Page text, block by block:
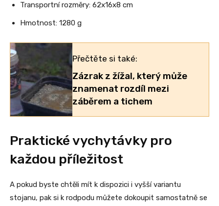
Transportní rozměry: 62x16x8 cm
Hmotnost: 1280 g
Přečtěte si také:
Zázrak z žížal, který může
znamenat rozdíl mezi
záběrem a tichem
Praktické vychytávky pro
každou příležitost
A pokud byste chtěli mít k dispozici i vyšší variantu
stojanu, pak si k rodpodu můžete dokoupit samostatně se